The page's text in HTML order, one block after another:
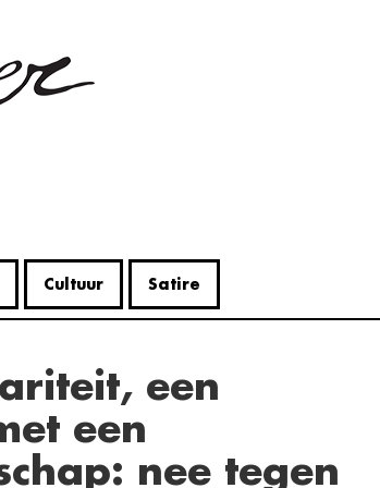
Cultuur Satire
een
nee tegen